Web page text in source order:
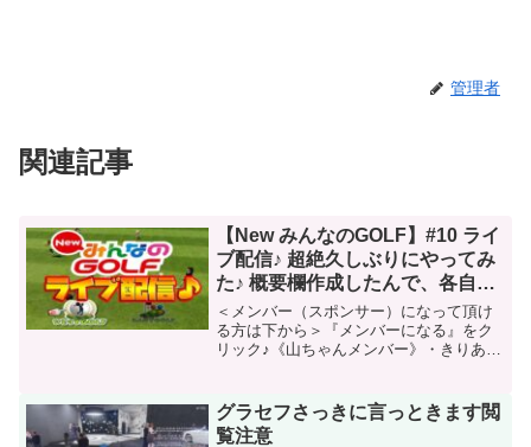
管理者
関連記事
【New みんなのGOLF】#10 ライ
ブ配信♪ 超絶久しぶりにやってみ
た♪ 概要欄作成したんで、各自確
認宜しくお願い致します♪ 初見さ
ん大歓迎♪
＜メンバー（スポンサー）になって頂け
る方は下から＞『メンバーになる』をク
リック♪《山ちゃんメンバー》・きりあん
ヨシケンHAMさん・将己さん【山ちゃん
Twitte...
グラセフさっきに言っときます閲
覧注意